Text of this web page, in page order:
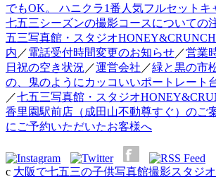
でもOK。 ハニクラ1番人気フルセットキ
七五三シーズンの撮影コースについての
五三写真館・スタジオ
内 ／電話受付時間変更のお知らせ／営業
日祝の空き状況 ／運営会社 ／緑と黒の市
の、鬼のようにカッコいいポートレート
／七五三写真館・スタジオ
香里園駅前店（成田山不動尊すぐ）のご
にご予約いただいたお客様へ
c 大阪で七五三の子供写真館撮影スタジ